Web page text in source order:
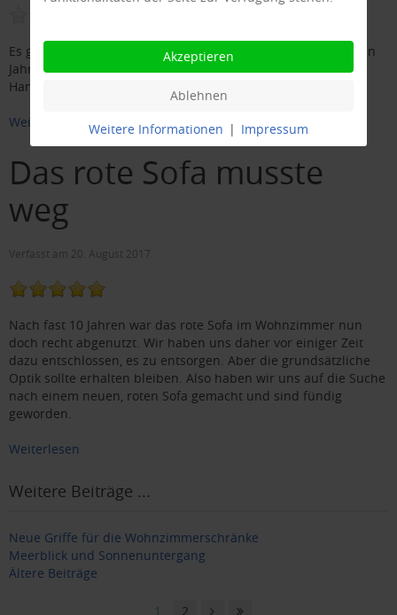
Es gibt diese Momente, die überraschen. So war es im letzten
Jahr noch nicht möglich, das online gekauft Fährticket via
Handy bei der Kontrolle vorzuzeigen.
Weiterlesen
Das rote Sofa musste
weg
Verfasst am 20. August 2017
Nach fast 10 Jahren war das rote Sofa im Wohnzimmer nun
doch recht abgenutzt. Wir haben uns daher vor einiger Zeit
dazu entschlossen, es zu entsorgen. Aber die grundsätzliche
Optik sollte erhalten bleiben. Also haben wir uns auf die Suche
nach einem neuen, roten Sofa gemacht und sind fündig
geworden.
Weiterlesen
Weitere Beiträge ...
Neue Griffe für die Wohnzimmer­schränke
Meerblick und Sonnenuntergang
Ältere Beiträge
1 2
Akzeptieren
Ablehnen
Weitere Informationen | Impressum